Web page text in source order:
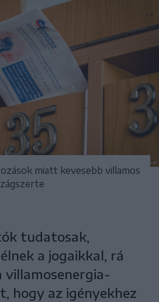
miatt kevesebb villamos
tudatosak,
a jogaikkal, rá
villamosenergia-
hogy az igényekhez